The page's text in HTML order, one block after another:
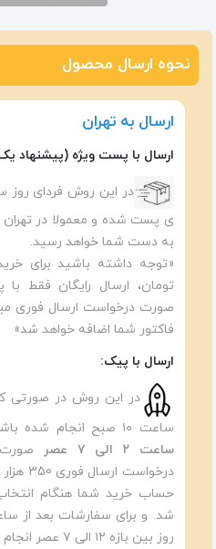
نحوه ارسال محصول
ارسال به تهران
ارسال با پست ویژه (پیشنهاد
در این روش فردای روز
به دست شما خواهد رسید.
تومان، ارسال رایگان فقط
فاکتور شما اضافه خواهد شد»
ارسال با پیک:
در این روش در صورتی
ساعت ۱۰ صبح انجام شده باشد ارسال فوری بین بازه ی
ساعت ۲ الی ۷ عصر
صورت
حساب خرید شما هنگام
روز بین بازه ۱۲ الی ۷ عصر انجام خواهد شد .